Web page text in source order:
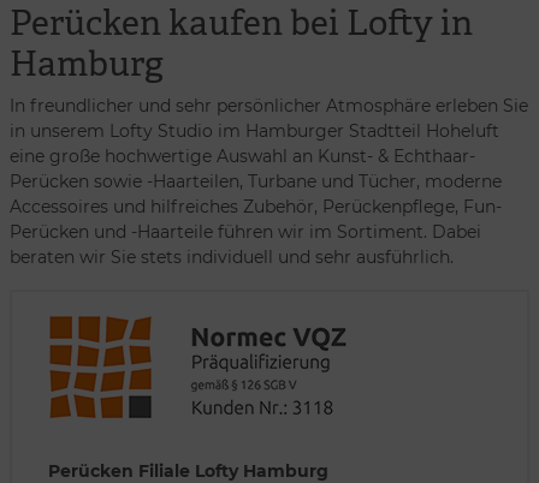
Perücken kaufen bei Lofty in
Hamburg
In freundlicher und sehr persönlicher Atmosphäre erleben Sie
in unserem Lofty Studio im Hamburger Stadtteil Hoheluft
eine große hochwertige Auswahl an Kunst- & Echthaar-
Perücken sowie -Haarteilen, Turbane und Tücher, moderne
Accessoires und hilfreiches Zubehör, Perückenpflege, Fun-
Perücken und -Haarteile führen wir im Sortiment. Dabei
beraten wir Sie stets individuell und sehr ausführlich.
Perücken Filiale Lofty Hamburg